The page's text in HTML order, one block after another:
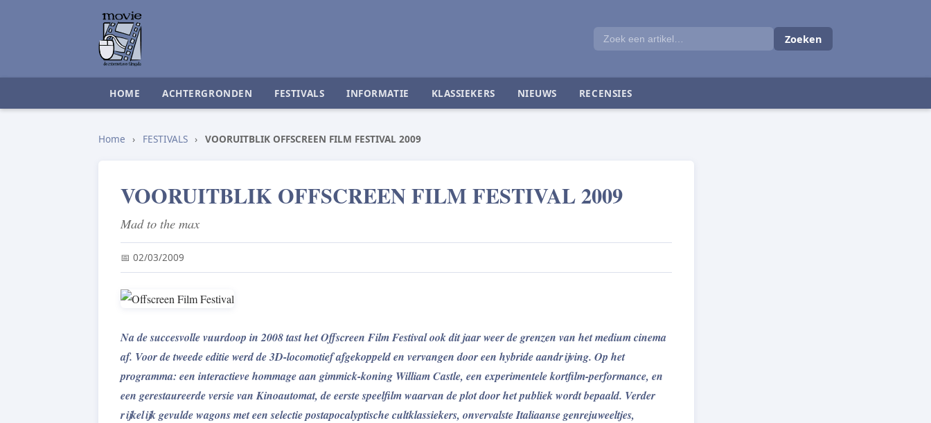
Zoeken
HOME ACHTERGRONDEN FESTIVALS INFORMATIE KLASSIEKERS NIEUWS RECENSIES
Home › FESTIVALS › VOORUITBLIK OFFSCREEN FILM FESTIVAL 2009
VOORUITBLIK OFFSCREEN FILM FESTIVAL 2009
Mad to the max
📅 02/03/2009
Na de succesvolle vuurdoop in 2008 tast het Offscreen Film Festival ook dit jaar weer de grenzen van het medium cinema
af. Voor de tweede editie werd de 3D-locomotief afgekoppeld en vervangen door een hybride aandrijving. Op het
programma: een interactieve hommage aan gimmick-koning William Castle, een experimentele kortfilm-performance, en
een gerestaureerde versie van Kinoautomat, de eerste speelfilm waarvan de plot door het publiek wordt bepaald. Verder
rijkelijk gevulde wagons met een selectie postapocalyptische cultklassiekers, onvervalste Italiaanse genrejuweeltjes,